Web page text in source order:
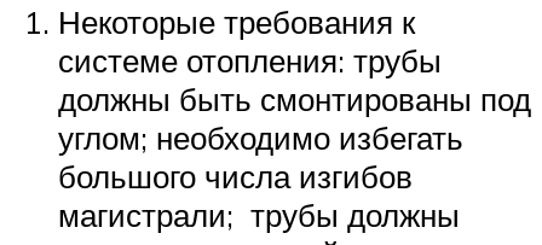
Некоторые требования к
системе отопления: трубы
должны быть смонтированы под
углом; необходимо избегать
большого числа изгибов
магистрали; трубы должны